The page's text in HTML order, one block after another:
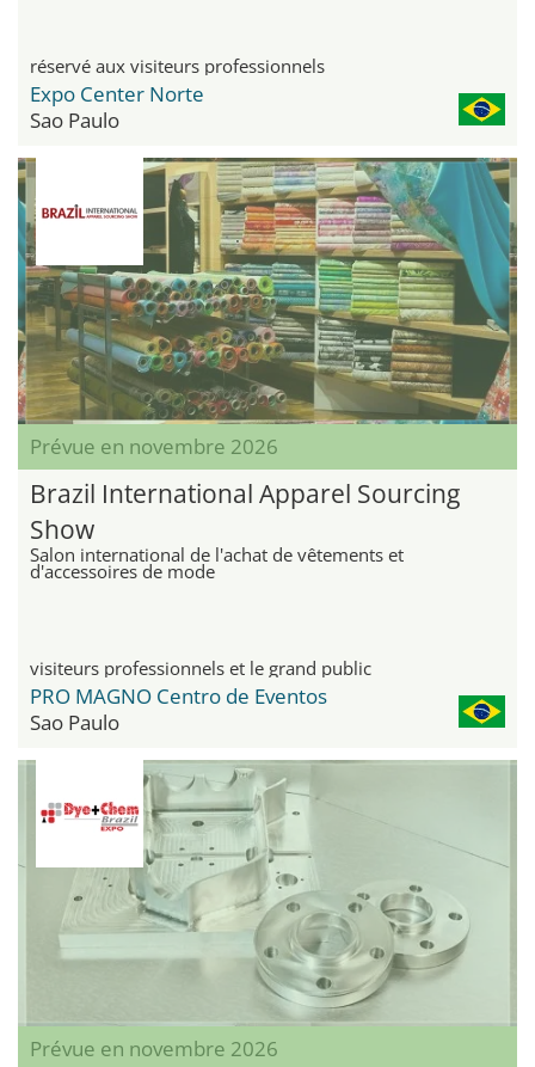
réservé aux visiteurs professionnels
Expo Center Norte
Sao Paulo
Prévue en novembre 2026
Brazil International Apparel Sourcing
Show
Salon international de l'achat de vêtements et
d'accessoires de mode
visiteurs professionnels et le grand public
PRO MAGNO Centro de Eventos
Sao Paulo
Prévue en novembre 2026